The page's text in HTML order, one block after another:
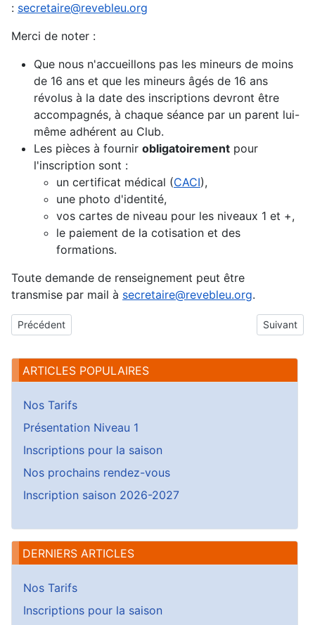
: secretaire@revebleu.org
Merci de noter :
Que nous n'accueillons pas les mineurs de moins
de 16 ans et que les mineurs âgés de 16 ans
révolus à la date des inscriptions devront être
accompagnés, à chaque séance par un parent lui-
même adhérent au Club.
Les pièces à fournir obligatoirement pour
l'inscription sont :
un certificat médical (CACI),
une photo d'identité,
vos cartes de niveau pour les niveaux 1 et +,
le paiement de la cotisation et des
formations.
Toute demande de renseignement peut être
transmise par mail à secretaire@revebleu.org.
Article précédent : Les Liens
Précédent Article
Suivant
ARTICLES POPULAIRES
Nos Tarifs
Présentation Niveau 1
Inscriptions pour la saison
Nos prochains rendez-vous
Inscription saison 2026-2027
DERNIERS ARTICLES
Nos Tarifs
Inscriptions pour la saison